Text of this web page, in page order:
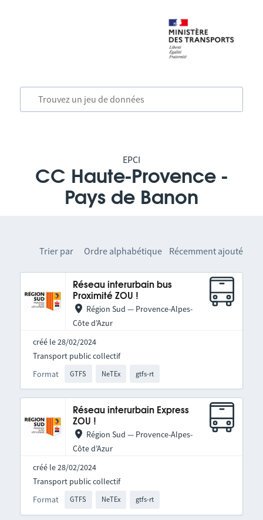
EPCI
CC Haute-Provence -
Pays de Banon
Trier par Ordre alphabétique Récemment ajouté
Réseau interurbain bus
Proximité ZOU !
Région Sud — Provence-Alpes-
Côte d’Azur
créé le 28/02/2024
Format GTFS NeTEx gtfs-rt
Transport public collectif
Réseau interurbain Express
ZOU !
Région Sud — Provence-Alpes-
Côte d’Azur
créé le 28/02/2024
Format GTFS NeTEx gtfs-rt
Transport public collectif